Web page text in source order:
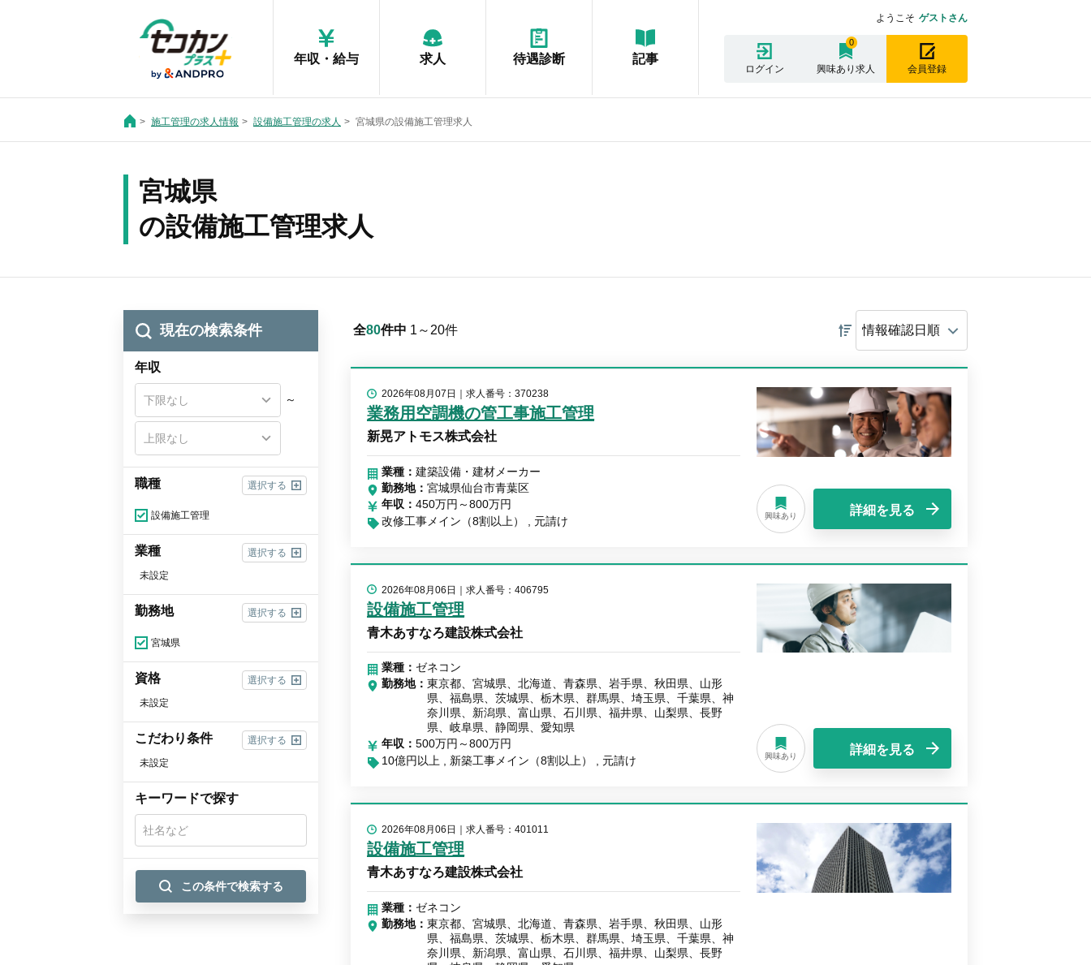
年収・給与 求人 待遇診断 記事
ようこそ ゲストさん
ログイン 興味あり求人
0
会員登録
施工管理の求人情報 設備施工管理の求人 宮城県の設備施工管理求人
宮城県
の設備施工管理求人
現在の検索条件
年収
～
職種 選択する
設備施工管理
業種
選択する
未設定
勤務地 選択する
宮城県
資格
選択する
未設定
こだわり条件
選択する
未設定
キーワードで探す
この条件で検索する
全80件中 1～20件
2026年08月07日 求人番号：370238
業務用空調機の管工事施工管理
新晃アトモス株式会社
業種： 建築設備・建材メーカー
勤務地
宮城県仙台市青葉区
年収
450万円～800万円
改修工事メイン（8割以上）
元請け 興味あり 詳細を見る
2026年08月06日 求人番号：406795
設備施工管理
青木あすなろ建設株式会社
業種： ゼネコン
勤務地
東京都、宮城県、北海道、青森県、岩手県、秋田県、山形
県、福島県、茨城県、栃木県、群馬県、埼玉県、千葉県、神
奈川県、新潟県、富山県、石川県、福井県、山梨県、長野
県、岐阜県、静岡県、愛知県
年収
500万円～800万円
10億円以上
新築工事メイン（8割以上） 元請け 興味あり 詳細を見る
2026年08月06日 求人番号：401011
設備施工管理
青木あすなろ建設株式会社
業種： ゼネコン
勤務地
東京都、宮城県、北海道、青森県、岩手県、秋田県、山形
県、福島県、茨城県、栃木県、群馬県、埼玉県、千葉県、神
奈川県、新潟県、富山県、石川県、福井県、山梨県、長野